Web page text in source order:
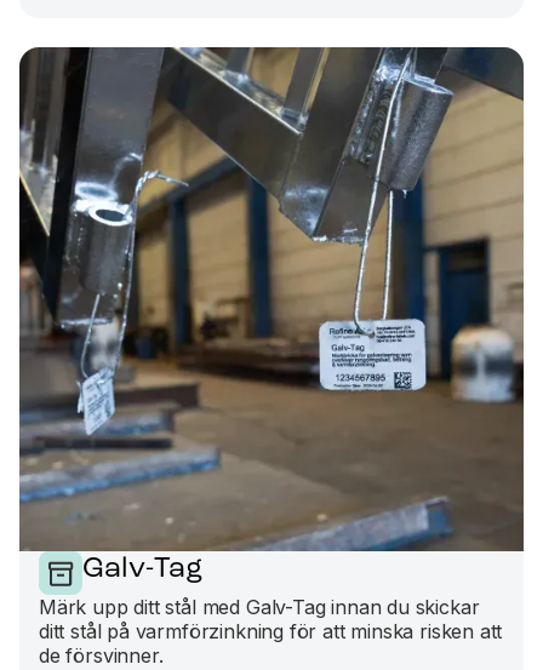
Galv-Tag
Märk upp ditt stål med Galv-Tag innan du skickar
ditt stål på varmförzinkning för att minska risken att
de försvinner.